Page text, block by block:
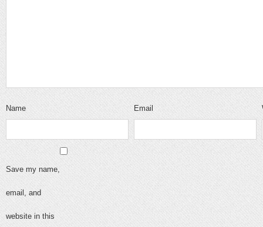
Name Email
Save my name,
email, and
website in this